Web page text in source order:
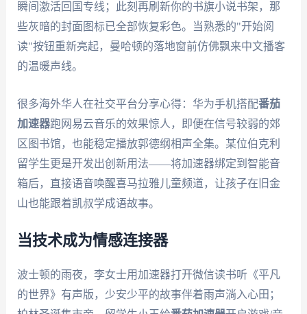
瞬间激活回国专线；此刻再刷新你的书旗小说书架，那
些灰暗的封面图标已全部恢复彩色。当熟悉的"开始阅
读"按钮重新亮起，曼哈顿的落地窗前仿佛飘来中文播客
的温暖声线。
很多海外华人在社交平台分享心得：华为手机搭配番茄
加速器跑网易云音乐的效果惊人，即便在信号较弱的郊
区图书馆，也能稳定播放郭德纲相声全集。某位伯克利
留学生更是开发出创新用法——将加速器绑定到智能音
箱后，直接语音唤醒喜马拉雅儿童频道，让孩子在旧金
山也能跟着凯叔学成语故事。
当技术成为情感连接器
波士顿的雨夜，李女士用加速器打开微信读书听《平凡
的世界》有声版，少安少平的故事伴着雨声淌入心田；